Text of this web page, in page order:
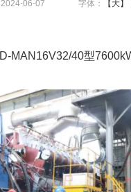
2024-06-07 字体： 【大】
40型